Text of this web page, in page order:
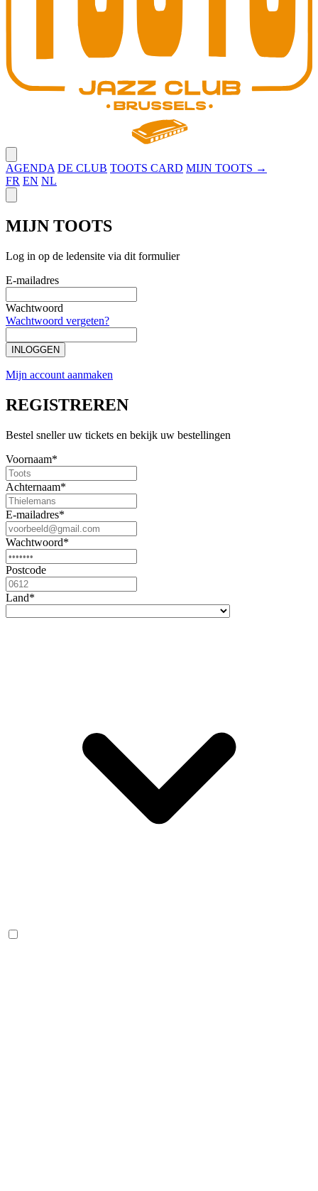
AGENDA DE CLUB TOOTS CARD MIJN TOOTS →
FR EN NL
MIJN TOOTS
Log in op de ledensite via dit formulier
E-mailadres
Wachtwoord
Wachtwoord vergeten?
INLOGGEN
Mijn account aanmaken
REGISTREREN
Bestel sneller uw tickets en bekijk uw bestellingen
Voornaam*
Achternaam*
E-mailadres*
Wachtwoord*
Postcode
Land*